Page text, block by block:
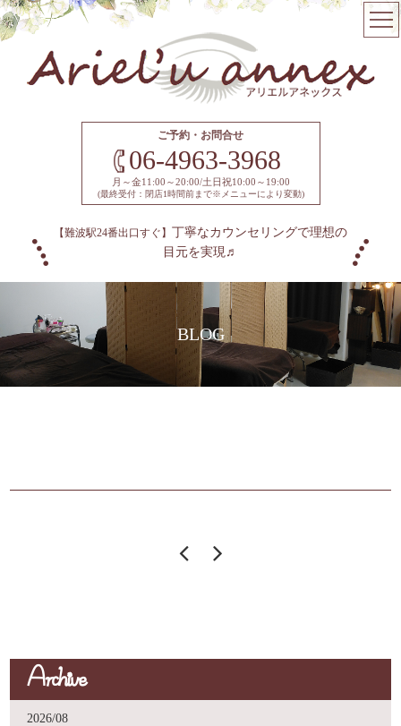
ご予約・お問合せ
06-4963-3968
月～金11:00～20:00/土日祝10:00～19:00
(最終受付：閉店1時間前まで※メニューにより変動)
【難波駅24番出口すぐ】 丁寧なカウンセリングで理想の
目元を実現♬
BLOG
 
Archive
2026/08